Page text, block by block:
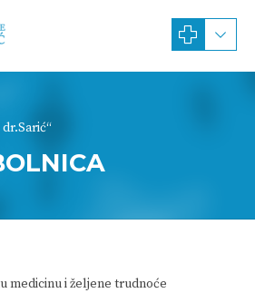
medicinu i željene trudnoće